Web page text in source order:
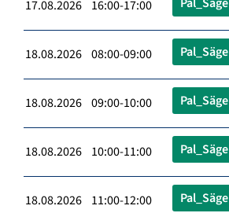
17.08.2026 16:00-17:00
18.08.2026 08:00-09:00 Pal_Säge
18.08.2026 09:00-10:00 Pal_Säge
18.08.2026 10:00-11:00 Pal_Säge
18.08.2026 11:00-12:00 Pal_Säge